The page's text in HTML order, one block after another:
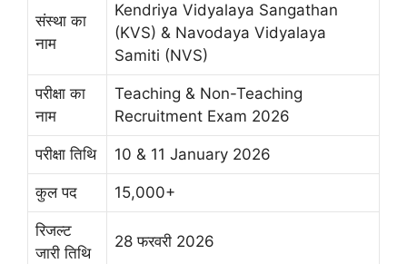
संस्था का
नाम
Kendriya Vidyalaya Sangathan
(KVS) & Navodaya Vidyalaya
Samiti (NVS)
परीक्षा का
नाम
Teaching & Non-Teaching
Recruitment Exam 2026
परीक्षा तिथि 10 & 11 January 2026
कुल पद 15,000+
रिजल्ट
जारी तिथि
28 फरवरी 2026